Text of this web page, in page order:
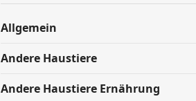
Allgemein
Andere Haustiere
Andere Haustiere Ernährung